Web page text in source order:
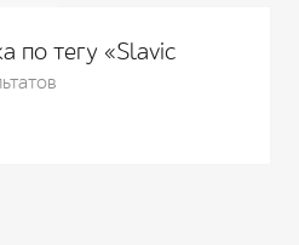
по тегу «Slavic